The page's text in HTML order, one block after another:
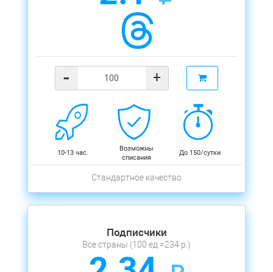
- +
10-13 час.
Возможны
списания
До 150/сутки
Стандартное качество
Подписчики
Все страны (100 ед.=234 р.)